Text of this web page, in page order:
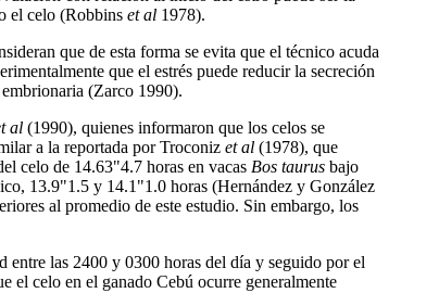
el celo (Robbins et al 1978).
que de esta forma se evita que el técnico acuda
que el estrés puede reducir la secreción
(Zarco 1990).
al (1990), quienes informaron que los celos se
a la reportada por Troconiz et al (1978), que
celo de 14.63"4.7 horas en vacas Bos taurus bajo
13.9"1.5 y 14.1"1.0 horas (Hernández y González
al promedio de este estudio. Sin embargo, los
las 2400 y 0300 horas del día y seguido por el
el celo en el ganado Cebú ocurre generalmente